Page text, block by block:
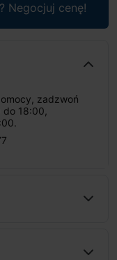
Negocjuj cenę!
zadzwoń
18:00,